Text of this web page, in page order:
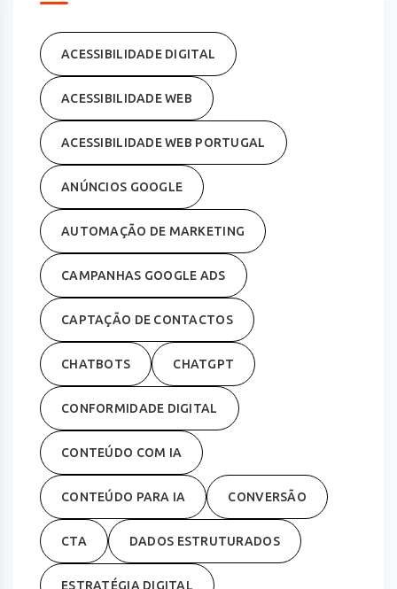
ACESSIBILIDADE DIGITAL
ACESSIBILIDADE WEB
ACESSIBILIDADE WEB PORTUGAL
ANÚNCIOS GOOGLE
AUTOMAÇÃO DE MARKETING
CAMPANHAS GOOGLE ADS
CAPTAÇÃO DE CONTACTOS
CHATBOTS CHATGPT
CONFORMIDADE DIGITAL
CONTEÚDO COM IA
CONTEÚDO PARA IA CONVERSÃO
CTA DADOS ESTRUTURADOS
ESTRATÉGIA DIGITAL